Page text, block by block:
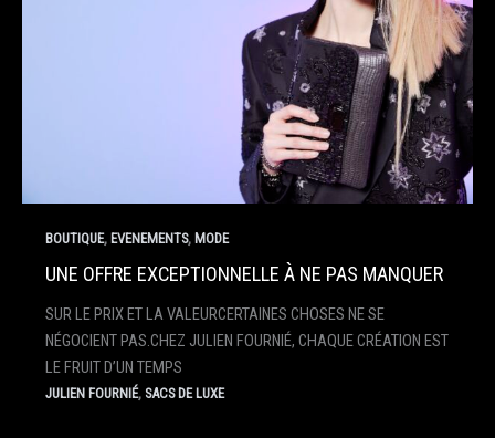
BOUTIQUE, EVENEMENTS, MODE
UNE OFFRE EXCEPTIONNELLE À NE PAS MANQUER
SUR LE PRIX ET LA VALEURCERTAINES CHOSES NE SE
NÉGOCIENT PAS.CHEZ JULIEN FOURNIÉ, CHAQUE CRÉATION EST
LE FRUIT D’UN TEMPS
JULIEN FOURNIÉ, SACS DE LUXE